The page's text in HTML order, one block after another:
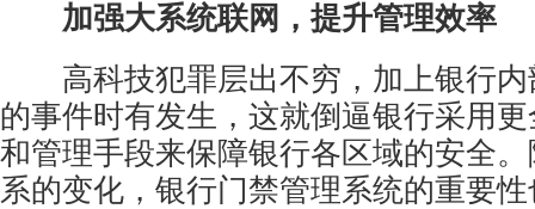
加强大系统联网，提升管理效率
高科技犯罪层出不穷，加上银行内
的事件时有发生，这就倒逼银行采用
和管理手段来保障银行各区域的安全
系的变化，银行门禁管理系统的重要